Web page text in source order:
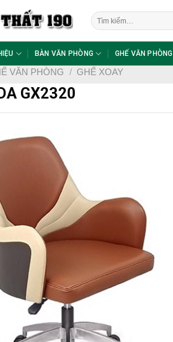
Tìm
kiếm:
BÀN VĂN PHÒNG GHẾ VĂN PHÒNG
VĂN PHÒNG / GHẾ XOAY
GX2320